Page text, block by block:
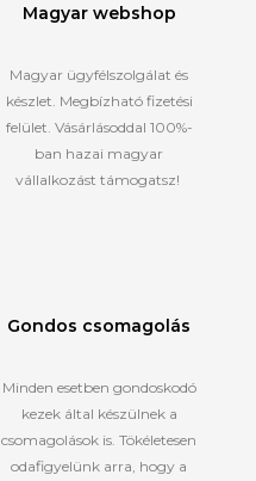
Magyar webshop
Magyar ügyfélszolgálat és
készlet. Megbízható fizetési
felület. Vásárlásoddal 100%-
ban hazai magyar
vállalkozást támogatsz!
Gondos csomagolás
Minden esetben gondoskodó
kezek által készülnek a
csomagolások is. Tökéletesen
odafigyelünk arra, hogy a